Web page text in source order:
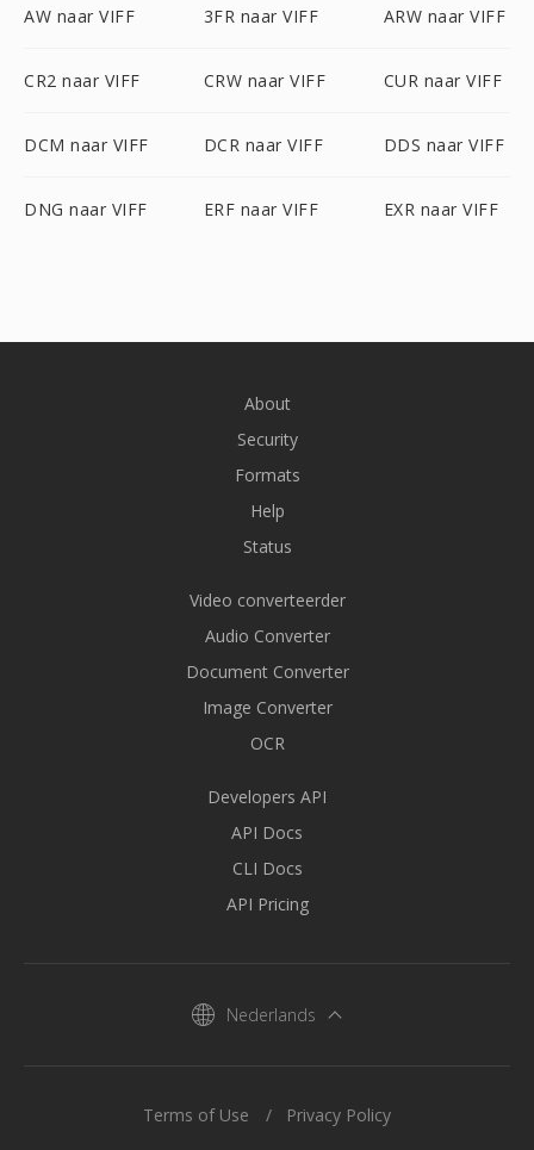
AW naar VIFF 3FR naar VIFF ARW naar VIFF
CR2 naar VIFF CRW naar VIFF CUR naar VIFF
DCM naar VIFF DCR naar VIFF DDS naar VIFF
DNG naar VIFF ERF naar VIFF EXR naar VIFF
About
Security
Formats
Help
Status
Video converteerder
Audio Converter
Document Converter
Image Converter
OCR
Developers API
API Docs
CLI Docs
API Pricing
Nederlands
Terms of Use Privacy Policy